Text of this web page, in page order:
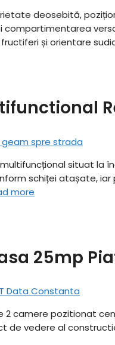
deosebită,
și orientare
situat
schiței atașate,
more
25mp
camere pozitionat
vedere al